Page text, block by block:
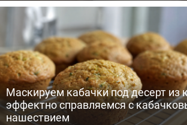
Маскируем кабачки под десерт из
эффектно справляемся с
нашествием